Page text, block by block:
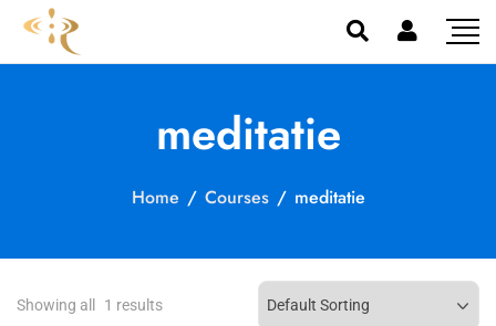
meditatie
Home / Courses / meditatie
Showing all 1 results